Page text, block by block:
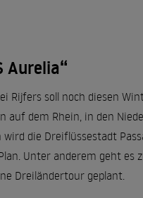
Aurelia“
Rijfers soll noch diesen
dem Rhein, in den
die Dreiflüssestadt
Unter anderem geht es
Dreiländertour geplant.